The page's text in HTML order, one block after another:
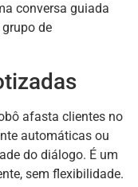
conversa guiada
de
afasta clientes no
automáticas ou
do diálogo. É um
sem flexibilidade.